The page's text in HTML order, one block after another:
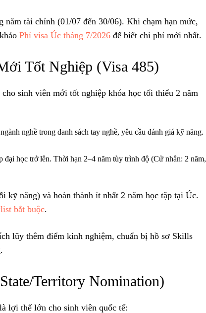
tài chính (01/07 đến 30/06). Khi chạm hạn mức,
Phí visa Úc tháng 7/2026 để biết chi phí mới nhất.
Tốt Nghiệp (Visa 485)
sinh viên mới tốt nghiệp khóa học tối thiểu 2 năm
nghề trong danh sách tay nghề, yêu cầu đánh giá kỹ năng.
đại học trở lên. Thời hạn 2–4 năm tùy trình độ (Cử nhân: 2 năm,
kỹ năng) và hoàn thành ít nhất 2 năm học tập tại Úc.
bắt buộc.
lũy thêm điểm kinh nghiệm, chuẩn bị hồ sơ Skills
Territory Nomination)
lợi thế lớn cho sinh viên quốc tế: